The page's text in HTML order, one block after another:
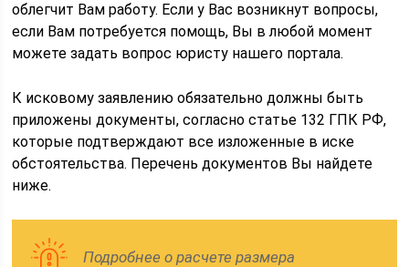
облегчит Вам работу. Если у Вас возникнут вопросы,
если Вам потребуется помощь, Вы в любой момент
можете задать вопрос юристу нашего портала.
К исковому заявлению обязательно должны быть
приложены документы, согласно статье 132 ГПК РФ,
которые подтверждают все изложенные в иске
обстоятельства. Перечень документов Вы найдете
ниже.
Подробнее о расчете размера